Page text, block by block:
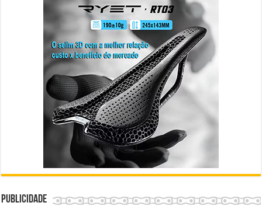
Publicidade